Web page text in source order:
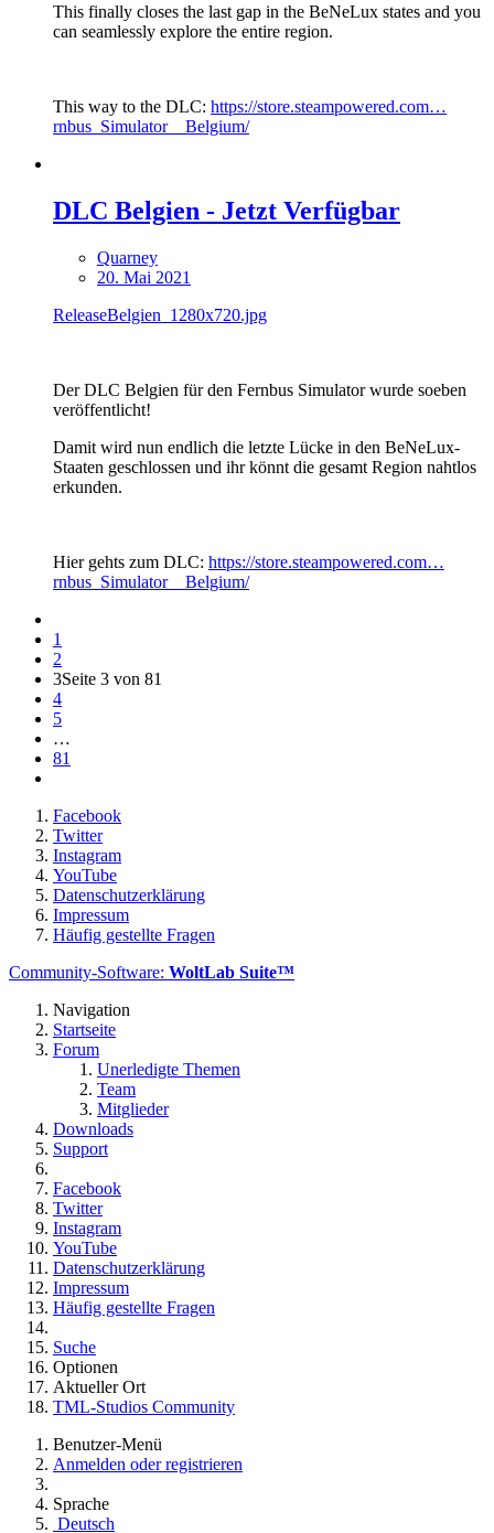
This finally closes the last gap in the BeNeLux states and you
can seamlessly explore the entire region.
This way to the DLC: https://store.steampowered.com…
rnbus_Simulator__Belgium/
DLC Belgien - Jetzt Verfügbar
Quarney
20. Mai 2021
ReleaseBelgien_1280x720.jpg
Der DLC Belgien für den Fernbus Simulator wurde soeben
veröffentlicht!
Damit wird nun endlich die letzte Lücke in den BeNeLux-
Staaten geschlossen und ihr könnt die gesamt Region nahtlos
erkunden.
Hier gehts zum DLC: https://store.steampowered.com…
rnbus_Simulator__Belgium/
1
2
3Seite 3 von 81
4
5
…
81
Facebook
Twitter
Instagram
YouTube
Datenschutzerklärung
Impressum
Häufig gestellte Fragen
Community-Software: WoltLab Suite™
Navigation
Startseite
Forum
Unerledigte Themen
Team
Mitglieder
Downloads
Support
Facebook
Twitter
Instagram
YouTube
Datenschutzerklärung
Impressum
Häufig gestellte Fragen
Suche
Optionen
Aktueller Ort
TML-Studios Community
Benutzer-Menü
Anmelden oder registrieren
Sprache
Deutsch